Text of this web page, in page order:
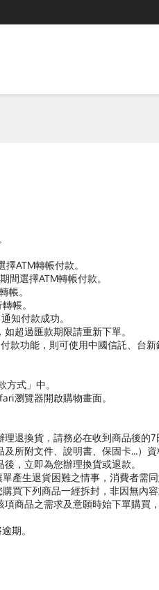
ATM轉帳付款。
選擇ATM轉帳付款。
帳。
帳。
知付款成功。
超過匯款期限請重新下單。
款功能，則可使用中國信託、台新
式」中。
瀏覽器開啟購物畫面。
理退換貨，請務必在收到商品後
及所附文件、說明書、保固卡...
，立即為您辦理換貨或退款。
產生退貨困難之情事，消費者需
買下列商品一經拆封，非因無內
商品之需求及意願時始下單購買，
期。